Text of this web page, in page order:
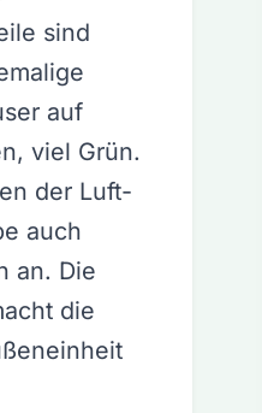
sind
auf
viel Grün.
der Luft-
auch
an. Die
die